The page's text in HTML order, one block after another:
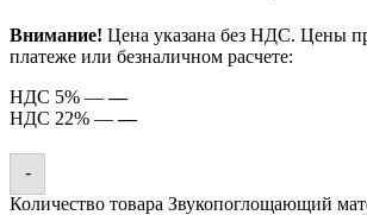
Внимание! Цена указана без НДС. Цены
платеже или безналичном расчете:
НДС 5% ——
НДС 22% ——
-
Количество товара Звукопоглощающий